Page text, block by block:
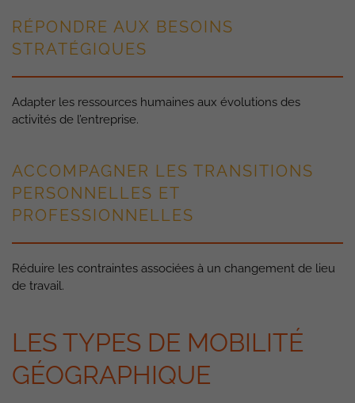
RÉPONDRE AUX BESOINS
STRATÉGIQUES
Adapter les ressources humaines aux évolutions des
activités de l’entreprise.
ACCOMPAGNER LES TRANSITIONS
PERSONNELLES ET
PROFESSIONNELLES
Réduire les contraintes associées à un changement de lieu
de travail.
LES TYPES DE MOBILITÉ
GÉOGRAPHIQUE